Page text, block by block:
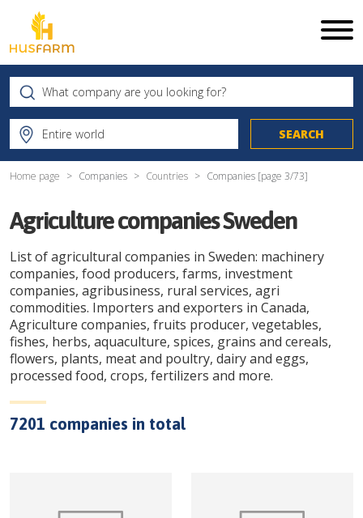
Home page Companies Countries Companies [page 3/73]
Agriculture companies Sweden
List of agricultural companies in Sweden: machinery
companies, food producers, farms, investment
companies, agribusiness, rural services, agri
commodities. Importers and exporters in Canada,
Agriculture companies, fruits producer, vegetables,
fishes, herbs, aquaculture, spices, grains and cereals,
flowers, plants, meat and poultry, dairy and eggs,
processed food, crops, fertilizers and more.
7201 companies in total